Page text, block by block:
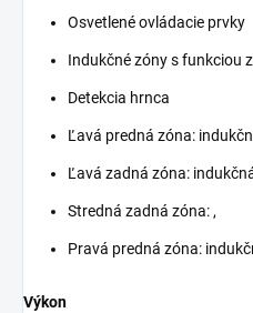
Osvetlené ovládacie prvky
Indukčné zóny s funkciou
Detekcia hrnca
Ľavá predná zóna:
Ľavá zadná zóna:
Stredná zadná zóna: ,
Pravá predná zóna:
Výkon